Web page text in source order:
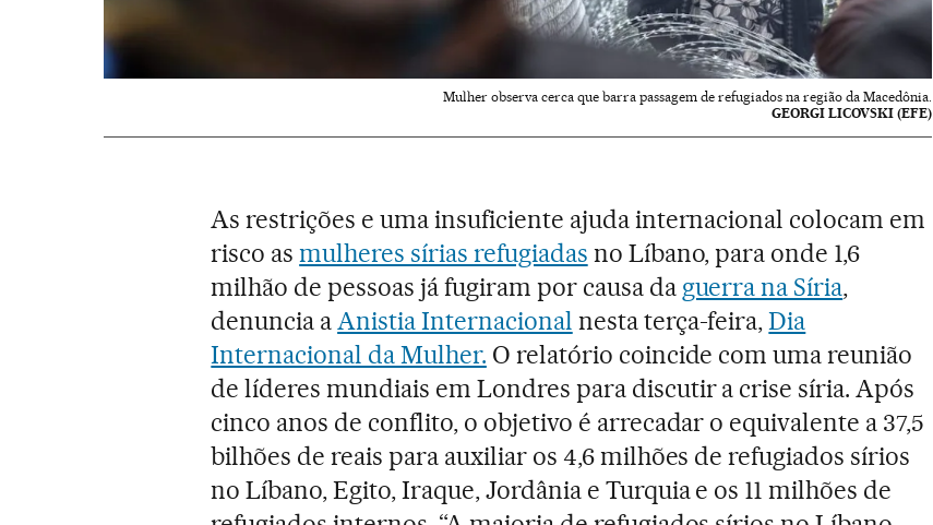
Mulher observa cerca que barra passagem de refugiados na região da Macedônia.
GEORGI LICOVSKI (EFE)
As restrições e uma insuficiente ajuda internacional colocam em
risco asmulheres sírias refugiadas no Líbano, para onde 1,6
milhão de pessoas já fugiram por causa da guerra na Síria,
denuncia aAnistia Internacional nesta terça-feira,Dia
Internacional da Mulher. O relatório coincide com uma reunião
de líderes mundiais em Londres para discutir a crise síria. Após
cinco anos de conflito, o objetivo é arrecadar o equivalente a 37,5
bilhões de reais para auxiliar os 4,6 milhões de refugiados sírios
no Líbano, Egito, Iraque, Jordânia e Turquia e os 11 milhões de